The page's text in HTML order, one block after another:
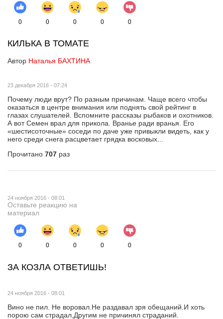
0 0 0 0 0
КИЛЬКА В ТОМАТЕ
Автор Наталья БАХТИНА
23 декабря 2016 - 07:24
Почему люди врут? По разным причинам. Чаще всего чтобы
оказаться в центре внимания или поднять свой рейтинг в
глазах слушателей. Вспомните рассказы рыбаков и охотников.
А вот Семен врал для прикола. Вранье ради вранья. Его
«шестисоточные» соседи по даче уже привыкли видеть, как у
него среди снега расцветает грядка восковых...
Прочитано 707 раз
24 ноября 2016 - 08:01
Оставьте реакцию на
материал
0 0 0 0 0
ЗА КОЗЛА ОТВЕТИШЬ!
24 ноября 2016 - 08:01
Вино не пил. Не воровал.Не раздавал зря обещаний.И хоть
порою сам страдал,Другим не причинял страданий.